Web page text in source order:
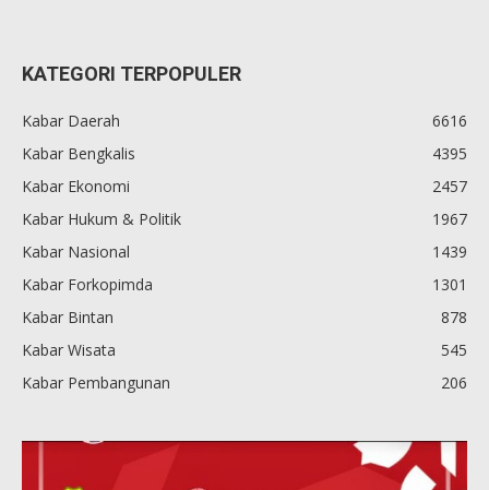
KATEGORI TERPOPULER
Kabar Daerah
6616
Kabar Bengkalis
4395
Kabar Ekonomi
2457
Kabar Hukum & Politik
1967
Kabar Nasional
1439
Kabar Forkopimda
1301
Kabar Bintan
878
Kabar Wisata
545
Kabar Pembangunan
206